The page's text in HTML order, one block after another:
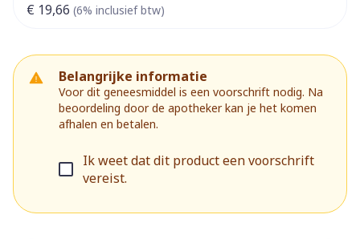
€ 19,66 (6% inclusief btw)
Belangrijke informatie
Voor dit geneesmiddel is een voorschrift nodig. Na
beoordeling door de apotheker kan je het komen
afhalen en betalen.
Ik weet dat dit product een voorschrift
vereist.